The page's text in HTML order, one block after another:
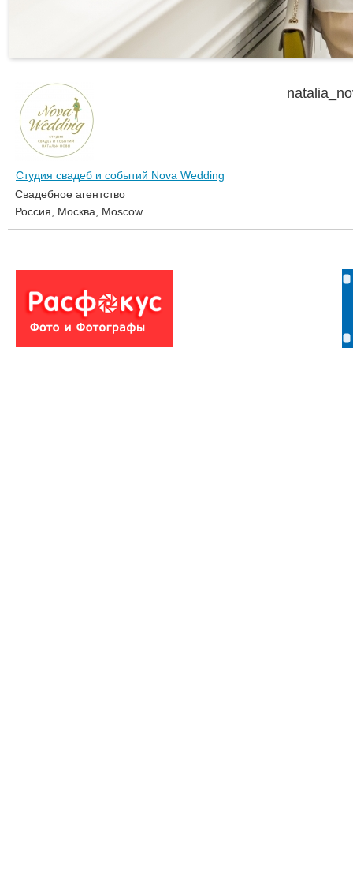
Студия свадеб и событий Nova Wedding
Свадебное агентство
Россия, Москва, Moscow